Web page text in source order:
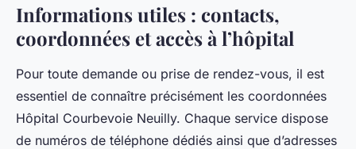
Informations utiles : contacts,
coordonnées et accès à l’hôpital
Pour toute demande ou prise de rendez-vous, il est
essentiel de connaître précisément les coordonnées
Hôpital Courbevoie Neuilly. Chaque service dispose
de numéros de téléphone dédiés ainsi que d’adresses